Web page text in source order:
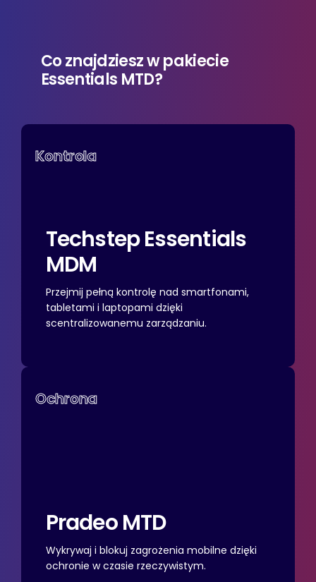
Co znajdzieszw pakiecie
Essentials MTD?
Kontrola
TechstepEssentials
MDM
Przejmij pełną kontrolę nad smartfonami,
tabletami i laptopami dzięki
scentralizowanemu zarządzaniu.
Ochrona
PradeoMTD
Wykrywaj i blokuj zagrożenia mobilne dzięki
ochronie w czasie rzeczywistym.